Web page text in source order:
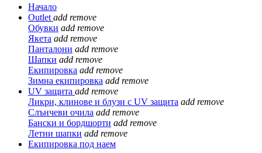
Начало
Outlet add remove
Обувки add remove
Якета add remove
Панталони add remove
Шапки add remove
Екипировка add remove
Зимна екипировка add remove
UV защита add remove
Ликри, клинове и блузи с UV защита add remove
Слънчеви очила add remove
Бански и бордшорти add remove
Летни шапки add remove
Екипировка под наем